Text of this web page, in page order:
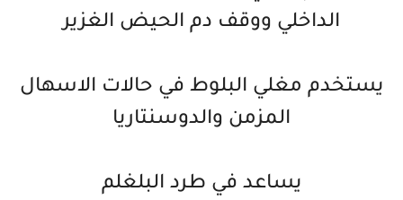
الداخلي ووقف دم الحيض الغزير
يستخدم مغلي البلوط في حالات الاسهال
المزمن والدوسنتاريا
يساعد في طرد البلغلم